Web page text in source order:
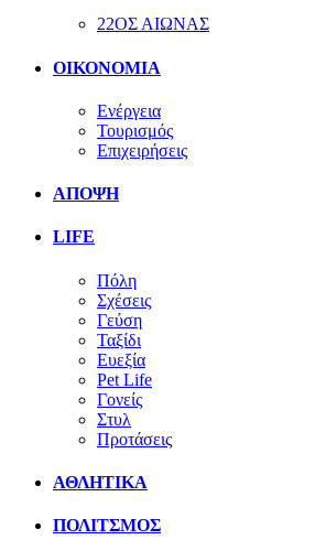
22ΟΣ ΑΙΩΝΑΣ
ΟΙΚΟΝΟΜΙΑ
Ενέργεια
Τουρισμός
Επιχειρήσεις
ΑΠΟΨΗ
LIFE
Πόλη
Σχέσεις
Γεύση
Ταξίδι
Ευεξία
Pet Life
Γονείς
Στυλ
Προτάσεις
ΑΘΛΗΤΙΚΑ
ΠΟΛΙΤΣΜΟΣ